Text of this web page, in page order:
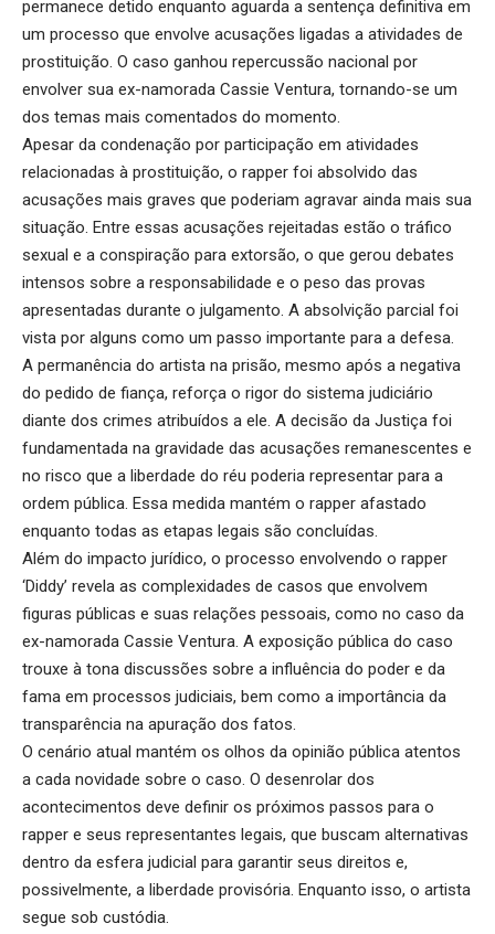
permanece detido enquanto aguarda a sentença definitiva em
um processo que envolve acusações ligadas a atividades de
prostituição. O caso ganhou repercussão nacional por
envolver sua ex-namorada Cassie Ventura, tornando-se um
dos temas mais comentados do momento.
Apesar da condenação por participação em atividades
relacionadas à prostituição, o rapper foi absolvido das
acusações mais graves que poderiam agravar ainda mais sua
situação. Entre essas acusações rejeitadas estão o tráfico
sexual e a conspiração para extorsão, o que gerou debates
intensos sobre a responsabilidade e o peso das provas
apresentadas durante o julgamento. A absolvição parcial foi
vista por alguns como um passo importante para a defesa.
A permanência do artista na prisão, mesmo após a negativa
do pedido de fiança, reforça o rigor do sistema judiciário
diante dos crimes atribuídos a ele. A decisão da Justiça foi
fundamentada na gravidade das acusações remanescentes e
no risco que a liberdade do réu poderia representar para a
ordem pública. Essa medida mantém o rapper afastado
enquanto todas as etapas legais são concluídas.
Além do impacto jurídico, o processo envolvendo o rapper
‘Diddy’ revela as complexidades de casos que envolvem
figuras públicas e suas relações pessoais, como no caso da
ex-namorada Cassie Ventura. A exposição pública do caso
trouxe à tona discussões sobre a influência do poder e da
fama em processos judiciais, bem como a importância da
transparência na apuração dos fatos.
O cenário atual mantém os olhos da opinião pública atentos
a cada novidade sobre o caso. O desenrolar dos
acontecimentos deve definir os próximos passos para o
rapper e seus representantes legais, que buscam alternativas
dentro da esfera judicial para garantir seus direitos e,
possivelmente, a liberdade provisória. Enquanto isso, o artista
segue sob custódia.